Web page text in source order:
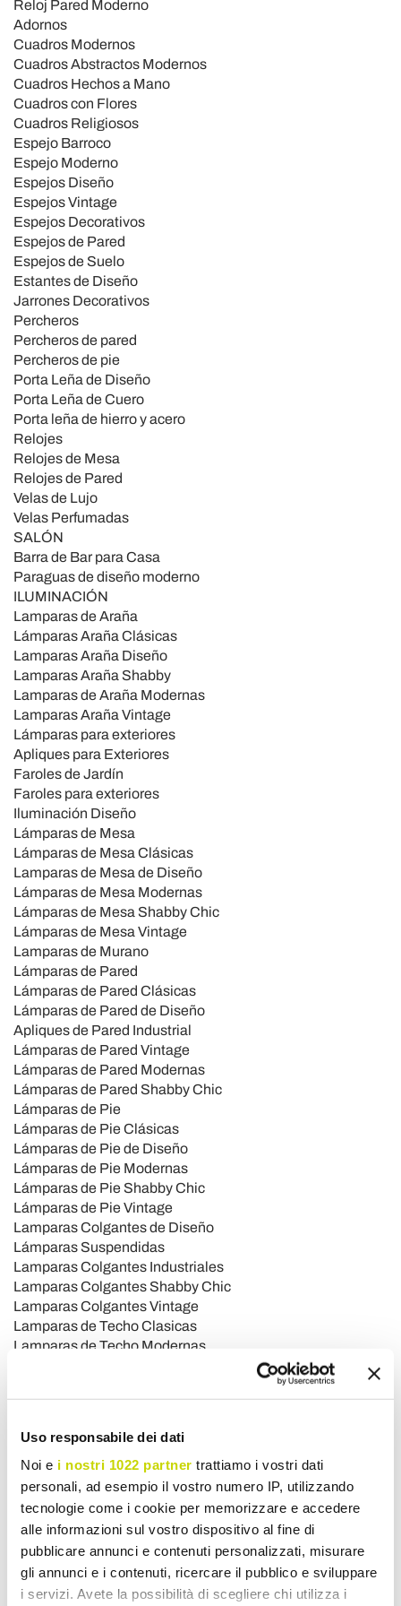
Uso responsabile dei dati
Noi e i nostri 1022 partner trattiamo i vostri dati
personali, ad esempio il vostro numero IP, utilizzando
tecnologie come i cookie per memorizzare e accedere
alle informazioni sul vostro dispositivo al fine di
pubblicare annunci e contenuti personalizzati, misurare
gli annunci e i contenuti, ricercare il pubblico e sviluppare
i servizi. Avete la possibilità di scegliere chi utilizza i
Reloj Pared Moderno
Adornos
Cuadros Modernos
Cuadros Abstractos Modernos
Cuadros Hechos a Mano
Cuadros con Flores
Cuadros Religiosos
Espejo Barroco
Espejo Moderno
Espejos Diseño
Espejos Vintage
Espejos Decorativos
Espejos de Pared
Espejos de Suelo
Estantes de Diseño
Jarrones Decorativos
Percheros
Percheros de pared
Percheros de pie
Porta Leña de Diseño
Porta Leña de Cuero
Porta leña de hierro y acero
Relojes
Relojes de Mesa
Relojes de Pared
Velas de Lujo
Velas Perfumadas
SALÓN
Barra de Bar para Casa
Paraguas de diseño moderno
ILUMINACIÓN
Lamparas de Araña
Lámparas Araña Clásicas
Lamparas Araña Diseño
Lamparas Araña Shabby
Lamparas de Araña Modernas
Lamparas Araña Vintage
Lámparas para exteriores
Apliques para Exteriores
Faroles de Jardín
Faroles para exteriores
Iluminación Diseño
Lámparas de Mesa
Lámparas de Mesa Clásicas
Lamparas de Mesa de Diseño
Lámparas de Mesa Modernas
Lámparas de Mesa Shabby Chic
Lámparas de Mesa Vintage
Lamparas de Murano
Lámparas de Pared
Lámparas de Pared Clásicas
Lámparas de Pared de Diseño
Apliques de Pared Industrial
Lámparas de Pared Vintage
Lámparas de Pared Modernas
Lámparas de Pared Shabby Chic
Lámparas de Pie
Lámparas de Pie Clásicas
Lámparas de Pie de Diseño
Lámparas de Pie Modernas
Lámparas de Pie Shabby Chic
Lámparas de Pie Vintage
Lamparas Colgantes de Diseño
Lámparas Suspendidas
Lamparas Colgantes Industriales
Lamparas Colgantes Shabby Chic
Lamparas Colgantes Vintage
Lamparas de Techo Clasicas
Lamparas de Techo Modernas
Plafones de Techo de Diseño
Plafones de Techo Vintage
Plafones Industriales
Luces de Techo Modernas
JARDÍN
Bancos de Jardín
Barbacoa - BBQ
Barbacoa de Leña
Cocinas de Exterior
Duchas de Jardin